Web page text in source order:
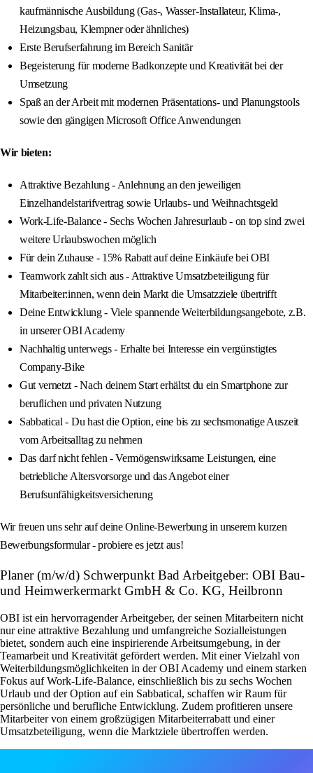
kaufmännische Ausbildung (Gas-, Wasser-Installateur, Klima-,
Heizungsbau, Klempner oder ähnliches)
Erste Berufserfahrung im Bereich Sanitär
Begeisterung für moderne Badkonzepte und Kreativität bei der
Umsetzung
Spaß an der Arbeit mit modernen Präsentations- und Planungstools
sowie den gängigen Microsoft Office Anwendungen
Wir bieten:
Attraktive Bezahlung - Anlehnung an den jeweiligen
Einzelhandelstarifvertrag sowie Urlaubs- und Weihnachtsgeld
Work-Life-Balance - Sechs Wochen Jahresurlaub - on top sind zwei
weitere Urlaubswochen möglich
Für dein Zuhause - 15% Rabatt auf deine Einkäufe bei OBI
Teamwork zahlt sich aus - Attraktive Umsatzbeteiligung für
Mitarbeiter:innen, wenn dein Markt die Umsatzziele übertrifft
Deine Entwicklung - Viele spannende Weiterbildungsangebote, z.B.
in unserer OBI Academy
Nachhaltig unterwegs - Erhalte bei Interesse ein vergünstigtes
Company-Bike
Gut vernetzt - Nach deinem Start erhältst du ein Smartphone zur
beruflichen und privaten Nutzung
Sabbatical - Du hast die Option, eine bis zu sechsmonatige Auszeit
vom Arbeitsalltag zu nehmen
Das darf nicht fehlen - Vermögenswirksame Leistungen, eine
betriebliche Altersvorsorge und das Angebot einer
Berufsunfähigkeitsversicherung
Wir freuen uns sehr auf deine Online-Bewerbung in unserem kurzen
Bewerbungsformular - probiere es jetzt aus!
Planer (m/w/d) Schwerpunkt Bad Arbeitgeber: OBI Bau-
und Heimwerkermarkt GmbH & Co. KG, Heilbronn
OBI ist ein hervorragender Arbeitgeber, der seinen Mitarbeitern nicht
nur eine attraktive Bezahlung und umfangreiche Sozialleistungen
bietet, sondern auch eine inspirierende Arbeitsumgebung, in der
Teamarbeit und Kreativität gefördert werden. Mit einer Vielzahl von
Weiterbildungsmöglichkeiten in der OBI Academy und einem starken
Fokus auf Work-Life-Balance, einschließlich bis zu sechs Wochen
Urlaub und der Option auf ein Sabbatical, schaffen wir Raum für
persönliche und berufliche Entwicklung. Zudem profitieren unsere
Mitarbeiter von einem großzügigen Mitarbeiterrabatt und einer
Umsatzbeteiligung, wenn die Marktziele übertroffen werden.